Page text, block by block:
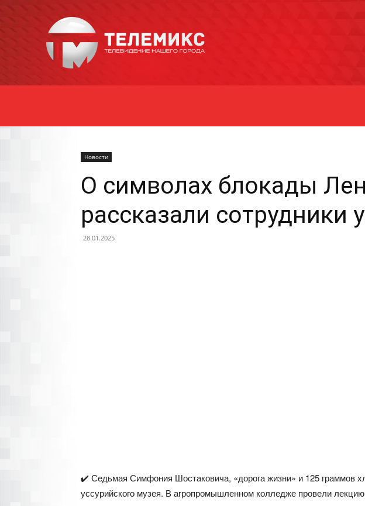
Уссурийска
Новости
О символах блокады
рассказали сотрудники
28.01.2025
✔️ Седьмая Симфония Шостаковича, «дорога жизни» и 125 граммов
уссурийского музея. В агропромышленном колледже провели